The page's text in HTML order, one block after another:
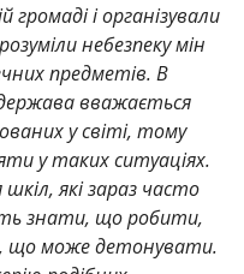
і організували
небезпеку мін
предметів. В
вважається
у світі, тому
у таких ситуаціях.
які зараз часто
знати, що робити,
що може детонувати.